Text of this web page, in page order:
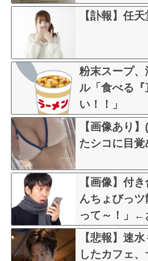
【訃報】任
粉末スープ、
ル「食べる
い！！」
【画像あり
たシコに目
【画像】付
んちょびっ
って～！」←
れるか？？？
【悲報】速
したカフェ